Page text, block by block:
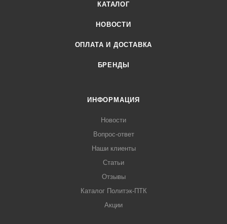
КАТАЛОГ
НОВОСТИ
ОПЛАТА И ДОСТАВКА
БРЕНДЫ
ИНФОРМАЦИЯ
Новости
Вопрос-ответ
Наши клиенты
Статьи
Отзывы
Каталог Политэк-ПТК
Акции